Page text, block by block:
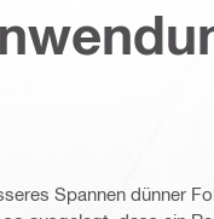
Spannen dünner